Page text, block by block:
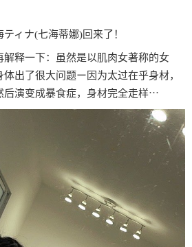
ィナ(七海蒂娜)回来了！
释一下：虽然是以肌肉女著称的女
出了很大问题ー因为太过在乎身材，
后演变成暴食症，身材完全走样⋯